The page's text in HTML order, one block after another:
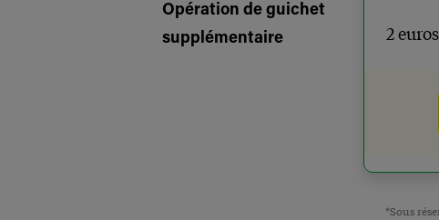
Opération de guichet
supplémentaire
2 euros
*Sous